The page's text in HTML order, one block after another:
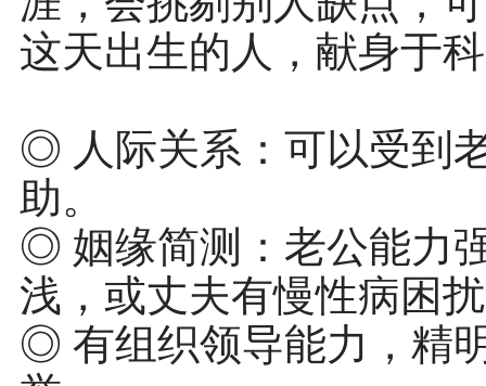
这天出生的人，献身于
◎ 人际关系：可以受到
助。
◎ 姻缘简测：老公能力
浅，或丈夫有慢性病困
◎ 有组织领导能力，精